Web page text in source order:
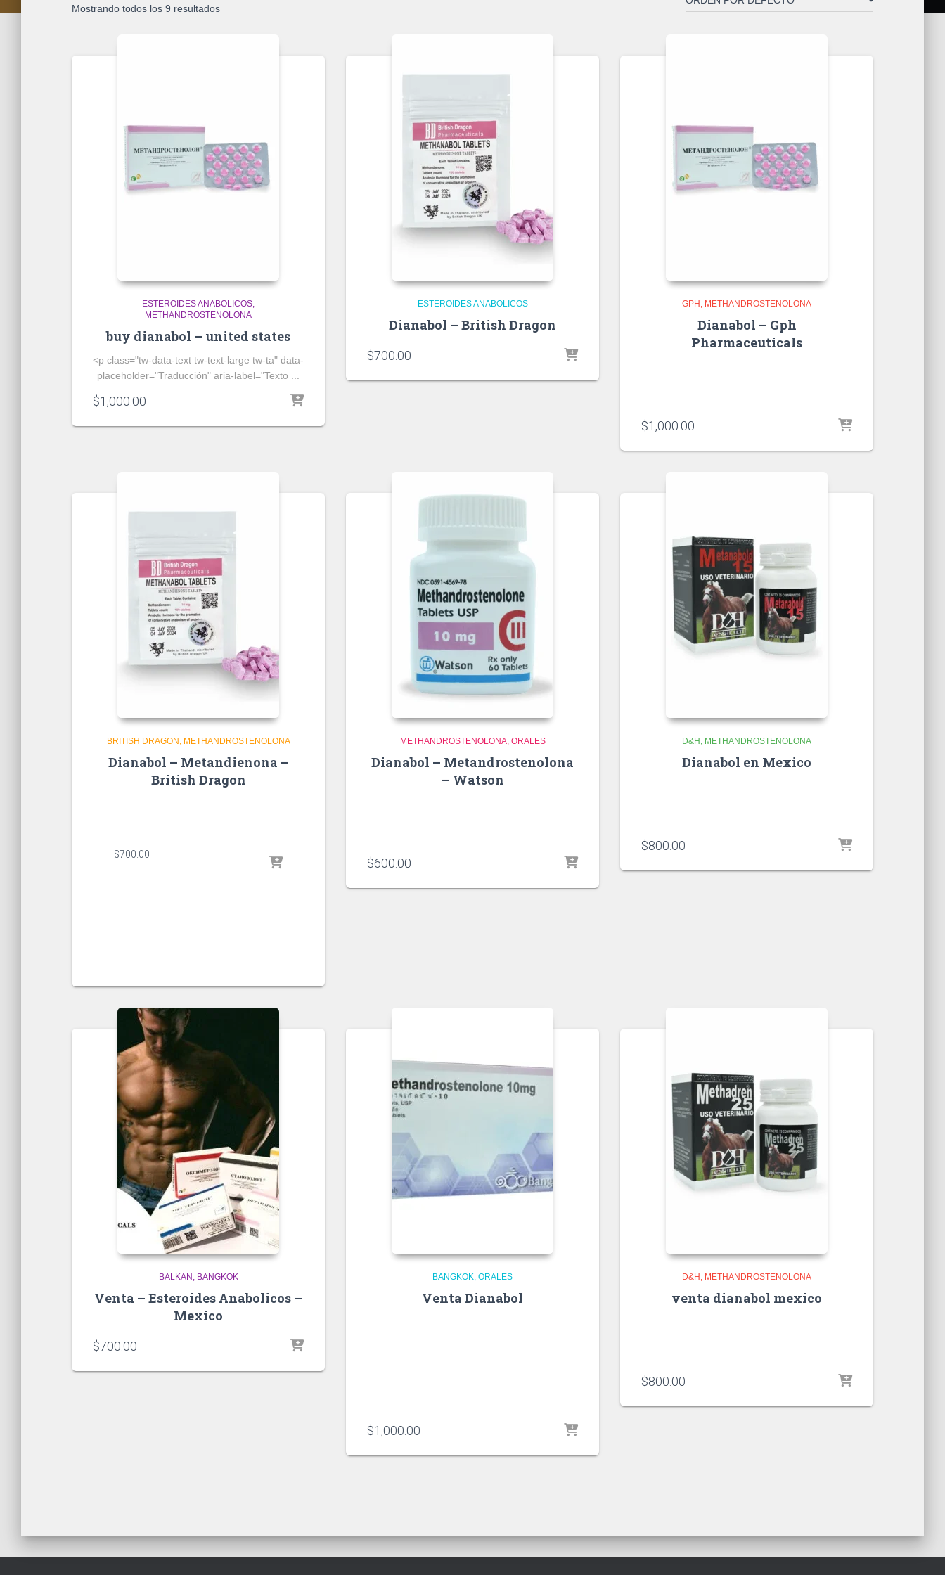
Mostrando todos los 9 resultados
ESTEROIDES ANABOLICOS
METHANDROSTENOLONA
buy dianabol – united states
<p class="tw-data-text tw-text-large tw-ta" data-
placeholder="Traducción" aria-label="Texto ...
$1,000.00
ESTEROIDES ANABOLICOS
Dianabol – British Dragon
$700.00
GPH METHANDROSTENOLONA
Dianabol – Gph
Pharmaceuticals
$1,000.00
BRITISH DRAGON METHANDROSTENOLONA
Dianabol – Metandienona –
British Dragon
$700.00
METHANDROSTENOLONA ORALES
Dianabol – Metandrostenolona
– Watson
$600.00
D&H METHANDROSTENOLONA
Dianabol en Mexico
$800.00
BALKAN BANGKOK
Venta – Esteroides Anabolicos –
Mexico
$700.00
BANGKOK ORALES
Venta Dianabol
$1,000.00
D&H METHANDROSTENOLONA
venta dianabol mexico
$800.00